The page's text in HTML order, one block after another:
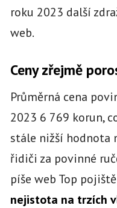
roku 2023 další
web.
Ceny zřejmě
Průměrná cena
2023 6 769 korun,
stále nižší hodnota
řidiči za povinné
píše web Top
nejistota na trzích